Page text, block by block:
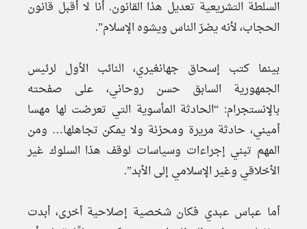
السلطة التشريعية تعديل هذا القانون. أنا لا أقبل قانون
الحجاب، لأنه يضرّ الناس ويشوه الإسلام”.
بينما كتب إسحاق جهانغيري، النائب الأول لرئيس
الجمهورية السابق حسن روحاني، على صفحته
بالإنستجرام: “الحادثة المأسوية التي تعرضت لها مهسا
أميني، حادثة مريرة ومحزنة ولا يمكن تجاهلها… ومن
المهم تبني إجراءات وسياسات لوقف هذا السلوك غير
الأخلاقي وغير الإسلامي إلى الأبد”.
أما عباس عبدي فكان شخصية إصلاحية أخرى، أبدت